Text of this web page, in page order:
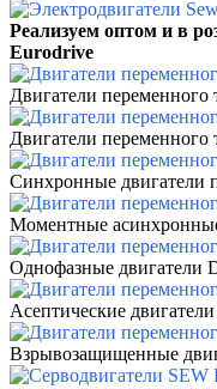
Реализуем оптом и в
Eurodrive
Двигатели переменного
Двигатели переменного
Синхронные двигатели
Моментные
Однофазные двигатели
Асептические
Взрывозащищенные